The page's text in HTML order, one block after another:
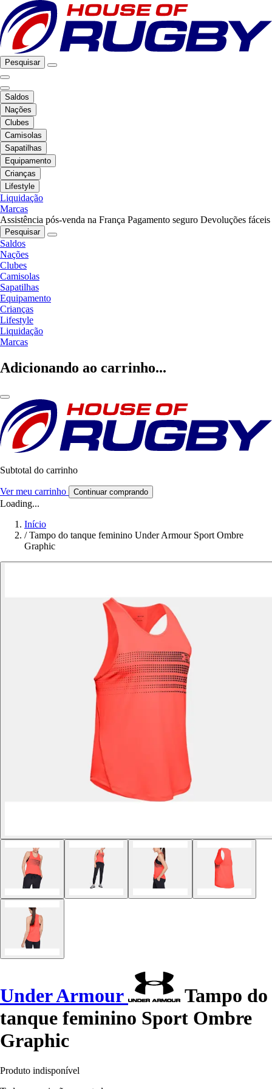
Pesquisar
Saldos
Nações
Clubes
Camisolas
Sapatilhas
Equipamento
Crianças
Lifestyle
Liquidação
Marcas
Assistência pós-venda na França Pagamento seguro Devoluções fáceis
Pesquisar
Saldos
Nações
Clubes
Camisolas
Sapatilhas
Equipamento
Crianças
Lifestyle
Liquidação
Marcas
Adicionando ao carrinho...
Subtotal do carrinho
Ver meu carrinho Continuar comprando
Loading...
Início
/ Tampo do tanque feminino Under Armour Sport Ombre
Graphic
Under Armour
Tampo do
tanque feminino Sport Ombre
Graphic
Produto indisponível